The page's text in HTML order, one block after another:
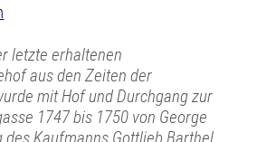
letzte erhaltenen
aus den Zeiten der
mit Hof und Durchgang zur
1747 bis 1750 von George
des Kaufmanns Gottlieb Barthel